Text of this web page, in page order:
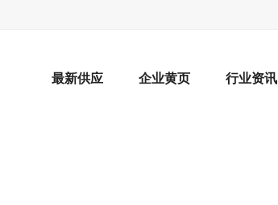
最新供应 企业黄页 行业资讯